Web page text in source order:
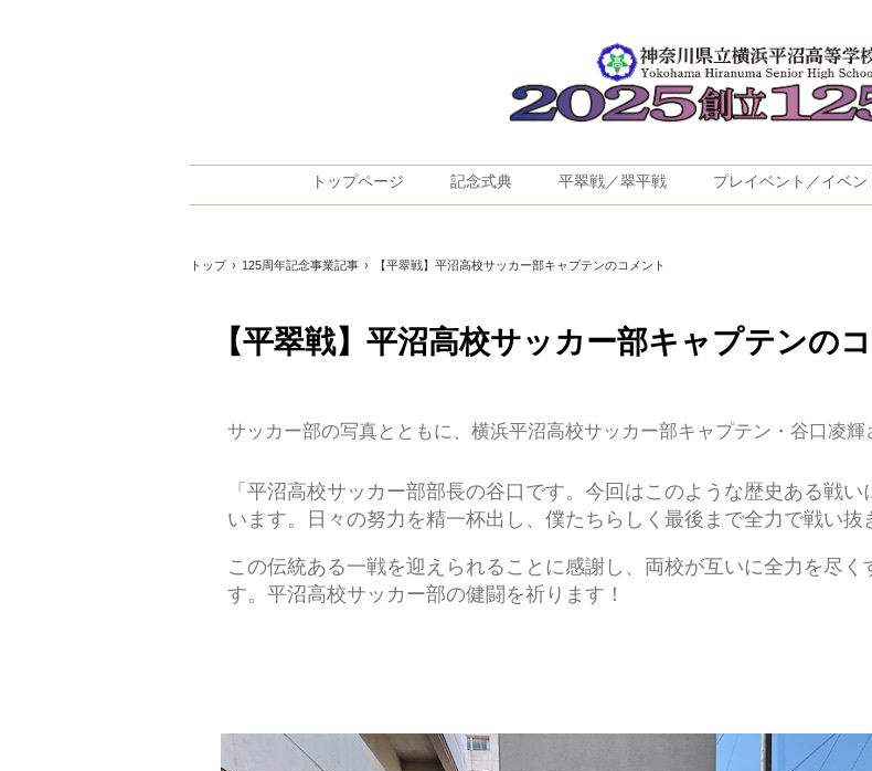
トップページ 記念式典 平翠戦／翠平戦 プレイベント／イベン
トップ › 125周年記念事業記事 › 【平翠戦】平沼高校サッカー部キャプテンのコメント
【平翠戦】平沼高校サッカー部キャプテンの
サッカー部の写真とともに、横浜平沼高校サッカー部キャプテン・谷口凌輝
「平沼高校サッカー部部長の谷口です。今回はこのような歴史ある戦
います。日々の努力を精一杯出し、僕たちらしく最後まで全力で戦い抜
この伝統ある一戦を迎えられることに感謝し、両校が互いに全力を尽
す。平沼高校サッカー部の健闘を祈ります！